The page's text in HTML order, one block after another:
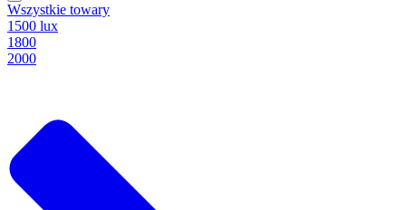
Wszystkie towary
1500 lux
1800
2000